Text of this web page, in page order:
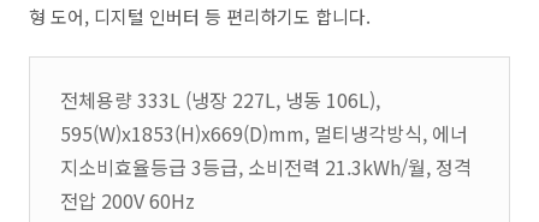
형 도어, 디지털 인버터 등 편리하기도 합니다.
전체용량 333L (냉장 227L, 냉동 106L),
595(W)x1853(H)x669(D)mm, 멀티냉각방식, 에너
지소비효율등급 3등급, 소비전력 21.3kWh/월, 정격
전압 200V 60Hz